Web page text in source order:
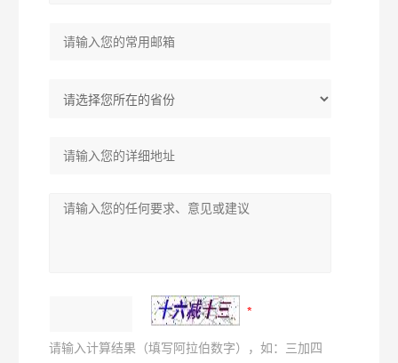
请输入计算结果（填写阿拉伯数字），如：三加四